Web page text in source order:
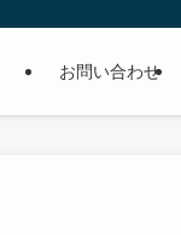
お問い合わせ